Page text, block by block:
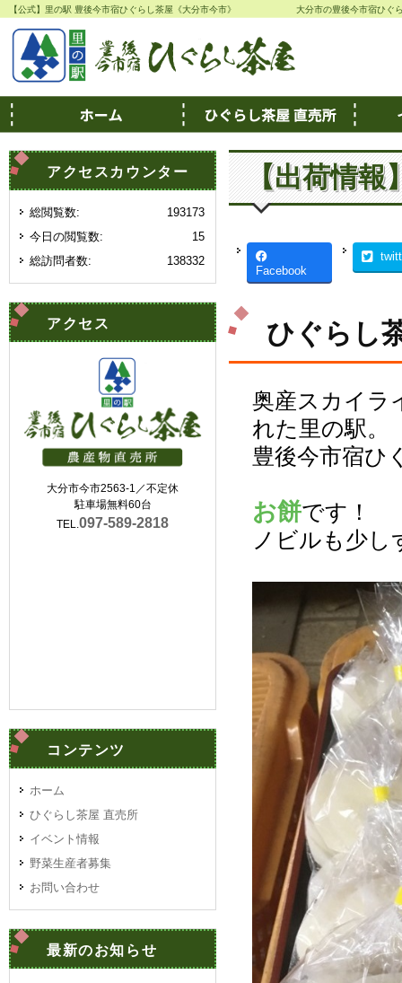
【公式】里の駅 豊後今市宿ひぐらし茶屋《大分市今市》 大分市の豊後今市宿ひぐ
【出荷情報
Facebook
ひぐらし
奥産スカイラ
れた里の駅。
豊後今市宿ひ
お餅です！
ノビルも少
アクセスカウンター
193173
総閲覧数:
15
今日の閲覧数:
138332
総訪問者数:
アクセス
大分市今市2563-1／不定休
駐車場無料60台
TEL.097-589-2818
コンテンツ
ホーム
ひぐらし茶屋 直売所
イベント情報
野菜生産者募集
お問い合わせ
最新のお知らせ